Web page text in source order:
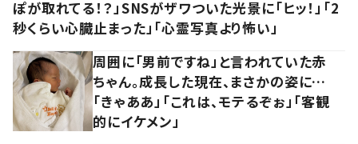
ぽが取れてる！？」SNSがザワついた光景に「ヒッ！」「2
秒くらい心臓止まった」「心霊写真より怖い」
周囲に「男前ですね」と言われていた赤
ちゃん。成長した現在、まさかの姿に…
「きゃああ」「これは、モテるぞぉ」「客観
的にイケメン」